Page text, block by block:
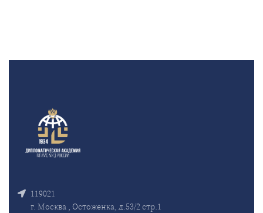
119021
г. Москва , Остоженка, д.53/2 стр.1